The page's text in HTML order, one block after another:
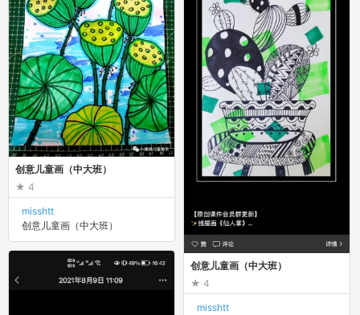
创意儿童画（中大班）
4
misshtt
创意儿童画（中大班）
创意儿童画（中大班）
4
misshtt